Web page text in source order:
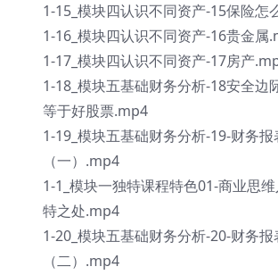
1-15_模块四认识不同资产-15保险怎
1-16_模块四认识不同资产-16贵金属
1-17_模块四认识不同资产-17房产
1-18_模块五基础财务分析-18安全边
等于好股票.mp4
1-19_模块五基础财务分析-19-财务
（一）.mp4
1-1_模块一独特课程特色01-商业思
特之处.mp4
1-20_模块五基础财务分析-20-财务
（二）.mp4